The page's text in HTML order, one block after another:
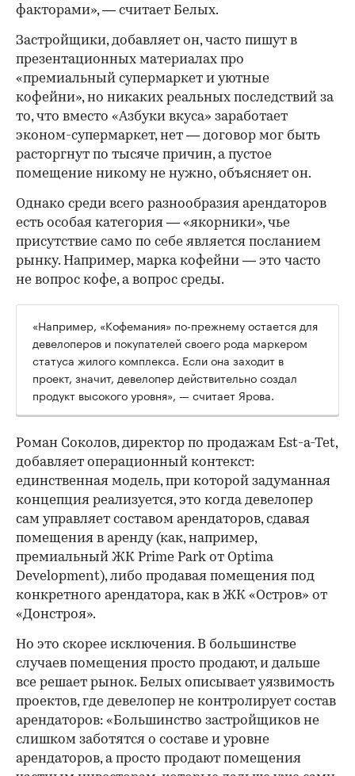
факторами», — считает Белых.
Застройщики, добавляет он, часто пишут в
презентационных материалах про
«премиальный супермаркет и уютные
кофейни», но никаких реальных последствий за
то, что вместо «Азбуки вкуса» заработает
эконом-супермаркет, нет — договор мог быть
расторгнут по тысяче причин, а пустое
помещение никому не нужно, объясняет он.
Однако среди всего разнообразия арендаторов
есть особая категория — «якорники», чье
присутствие само по себе является посланием
рынку. Например, марка кофейни — это часто
не вопрос кофе, а вопрос среды.
«Например, «Кофемания» по-прежнему остается для
девелоперов и покупателей своего рода маркером
статуса жилого комплекса. Если она заходит в
проект, значит, девелопер действительно создал
продукт высокого уровня», — считает Ярова.
Роман Соколов, директор по продажам Est-a-Tet,
добавляет операционный контекст:
единственная модель, при которой задуманная
концепция реализуется, это когда девелопер
сам управляет составом арендаторов, сдавая
помещения в аренду (как, например,
премиальный ЖК Prime Park от Optima
Development), либо продавая помещения под
конкретного арендатора, как в ЖК «Остров» от
«Донстроя».
Но это скорее исключения. В большинстве
случаев помещения просто продают, и дальше
все решает рынок. Белых описывает уязвимость
проектов, где девелопер не контролирует состав
арендаторов: «Большинство застройщиков не
слишком заботятся о составе и уровне
арендаторов, а просто продают помещения